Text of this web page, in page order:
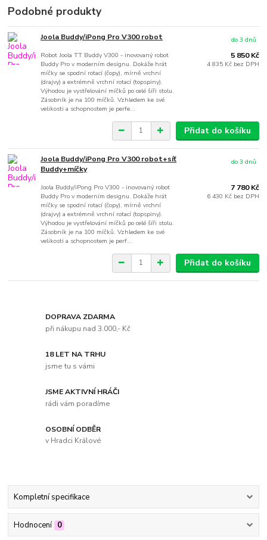
Podobné produkty
Joola Buddy/iPong Pro V300 robot
Robot Joola TT Buddy V300 - inovovaný robot
Buddy Pro v moderním designu. Dokáže hrát
míčky se spodní rotací (čopy), mírně vrchní
(drajvy) a extrémně vrchní rotací (topspiny).
Výhodou je vystřelování míčků po celé šíři stolu.
Zásobník je na 100 míčků. Vzhledem ke své
velikosti a schopnostem je perfe...
5 850 Kč
4 835 Kč bez DPH
do 3 dnů
Přidat do košíku
Joola Buddy/iPong Pro V300 robot+síť
Buddy+míčky
Joola Buddy/iPong Pro V300 - inovovaný robot
Buddy Pro v moderním designu. Dokáže hrát
míčky se spodní rotací (čopy), mírně vrchní
(drajvy) a extrémně vrchní rotací (topspiny).
Výhodou je vystřelování míčků po celé šíři stolu.
Zásobník je na 100 míčků. Vzhledem ke své
velikosti a schopnostem je perf...
7 780 Kč
6 430 Kč bez DPH
do 3 dnů
Přidat do košíku
DOPRAVA ZDARMA
při nákupu nad 3.000,- Kč
18 LET NA TRHU
jsme tu s vámi
JSME AKTIVNÍ HRÁČI
rádi vám poradíme
OSOBNÍ ODBĚR
v Hradci Králové
Kompletní specifikace
Hodnocení 0